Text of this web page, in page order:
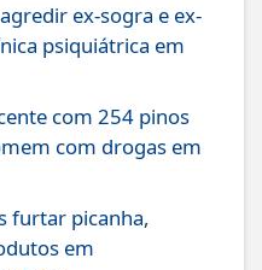
ex-sogra e ex-
psiquiátrica em
com 254 pinos
com drogas em
furtar picanha,
em